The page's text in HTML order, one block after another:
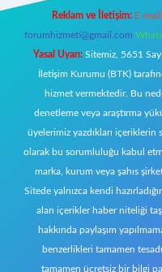
Reklam ve İletişim: E-
forumhizmeti@gmail.com
Yasal Uyarı: Sitemiz, 5651
İletişim Kurumu (BTK)
hizmet vermektedir. Bu
denetleme veya araştırma
üyelerimiz yazdıkları
olarak bu sorumluluğu kabul
marka, kurum veya şahıs
Sitede yalnızca kendi
alan içerikler haber niteliği
hakkında paylaşım
benzerlikleri tamamen
tamamen ücretsiz bir bilgi